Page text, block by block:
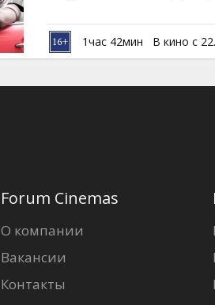
это означает
незобываемые вечера
полную катушку! Фильм на
1час 42мин В кино с
Forum Cinemas
О компании
Вакансии
Контакты